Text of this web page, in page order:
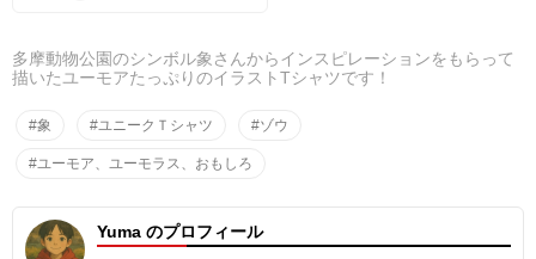
多摩動物公園のシンボル象さんからインスピレーションをもらって
描いたユーモアたっぷりのイラストTシャツです！
#象 #ユニークＴシャツ #ゾウ
#ユーモア、ユーモラス、おもしろ
Yuma のプロフィール